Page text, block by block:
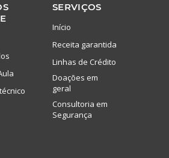
SERVIÇOS
Início
Receita garantida
Linhas de Crédito
Doações em
geral
Consultoria em
Segurança